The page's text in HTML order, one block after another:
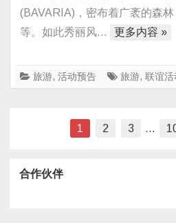
秋
联
旅
(BAVARIA)，密布着广袤的森
等。如此秀丽风…
更多内容 »
旅游, 活动预告 旅游, 联谊活
分
1 2 3 …
合作伙伴